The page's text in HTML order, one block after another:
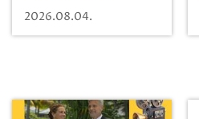
karcsúdíszbogárról
2026.08.04.